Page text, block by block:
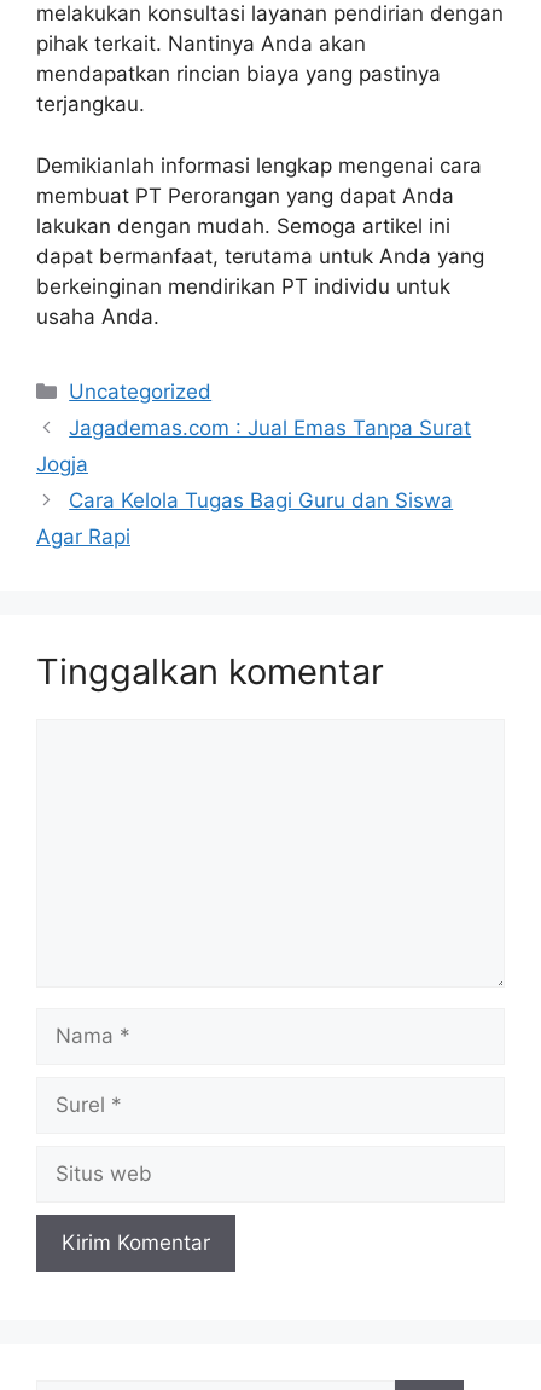
melakukan konsultasi layanan pendirian dengan
pihak terkait. Nantinya Anda akan
mendapatkan rincian biaya yang pastinya
terjangkau.
Demikianlah informasi lengkap mengenai cara
membuat PT Perorangan yang dapat Anda
lakukan dengan mudah. Semoga artikel ini
dapat bermanfaat, terutama untuk Anda yang
berkeinginan mendirikan PT individu untuk
usaha Anda.
Kategori
Uncategorized
Jagademas.com : Jual Emas Tanpa Surat
Jogja
Cara Kelola Tugas Bagi Guru dan Siswa
Agar Rapi
Tinggalkan komentar
web